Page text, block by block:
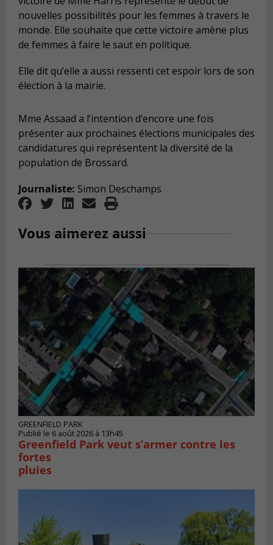
nouvelles possibilités pour les femmes à travers le
monde. Elle souhaite que cette victoire amène plus
de femmes à faire le saut en politique.
Elle dit qu’elle a aussi ressenti cet espoir lors de son
élection à la mairie.
Mme Assaad a l’intention d’encore une fois
présenter aux prochaines élections municipales des
candidatures qui représentent la diversité de la
population de Brossard.
Journaliste: Simon Deschamps
Vous aimerez aussi
GREENFIELD PARK
Publié le 6 août 2026 à 13h45
Greenfield Park veut s’armer contre les
fortes
pluies